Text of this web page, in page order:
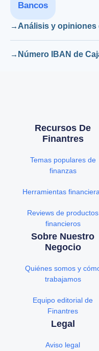
Bancos
Análisis y opiniones
Número IBAN de
Recursos De
Finantres
Temas populares de
finanzas
Herramientas
Reviews de productos
financieros
Sobre Nuestro
Negocio
Quiénes somos y
trabajamos
Equipo editorial de
Finantres
Legal
Aviso legal